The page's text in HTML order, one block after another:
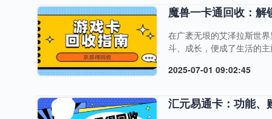
己的热血传奇；还是在《
魔兽一卡通回收：解
在广袤无垠的艾泽拉斯世
斗、成长，便成了生活的
原因，我们手中可能会积
畅游魔兽世界的必备“钥匙
600点的....
2025-07-01 09:02:45
汇元易通卡：功能、